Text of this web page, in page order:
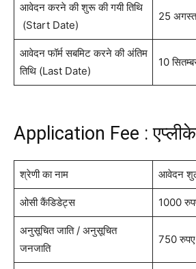
आवेदन करने की शुरू की गयी तिथि
(Start Date)
25
आवेदन फॉर्म सबमिट करने की अंतिम
तिथि (Last Date)
10
Application Fee :
श्रेणी का नाम आवेदन
ओसी कैंडिडेट्स 1000
अनुसूचित जाति / अनुसूचित
जनजाति
750 रुपए